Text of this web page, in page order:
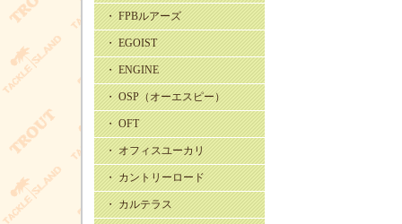
・ FPBルアーズ
・ EGOIST
・ ENGINE
・ OSP（オーエスピー）
・ OFT
・ オフィスユーカリ
・ カントリーロード
・ カルテラス